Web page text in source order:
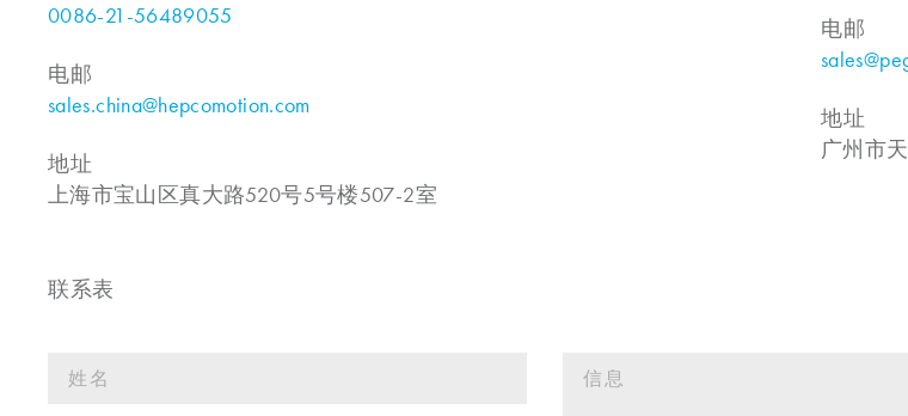
0086-21-56489055
电邮
sales.china@hepcomotion.com
地址
上海市宝山区真大路520号5号楼507-2室
电邮
地址
广州市
联系表